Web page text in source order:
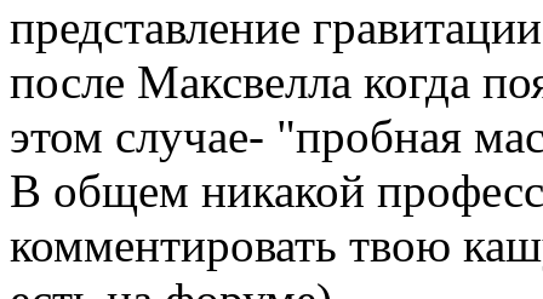
представление
после Максвелла когда
этом случае- "пробная
В общем никакой
комментировать твою